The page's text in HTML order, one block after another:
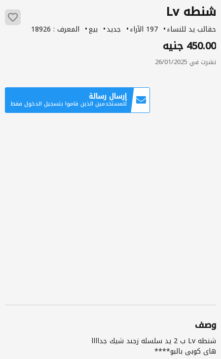
شنطه Lv
حقائب يد للنساء 197 الآراء جديد بيع المعرف : 18926
450.00 جنيه
نشرت في 26/01/2025
إرسال رسالة
للمستخدمين الذين قاموا بتسجيل الدخول فقط
وصف
هاى كوبى بالبو****